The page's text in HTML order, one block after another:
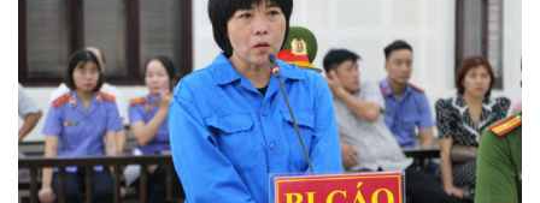
Vì cộng đồng
Trải nghiệm
Chuyển đổi số